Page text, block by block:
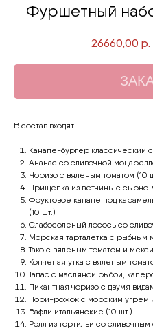
Фуршетный
26660,00 р.
В состав входят:
Канапе-бургер классический
Ананас со сливочной
Чоризо с вяленым томатом (10
Прищепка из ветчины с сырно-
Фруктовое канапе под
(10 шт.)
Слабосоленый лосось со
Морская тарталетка с рыбным
Тако с вяленым томатом и
Копченая утка с вяленым
Тапас с масляной рыбой,
Пикантная чоризо с двумя
Нори-рожок с морским угрем
Вафли итальянские (10 шт.)
Ролл из тортильи со